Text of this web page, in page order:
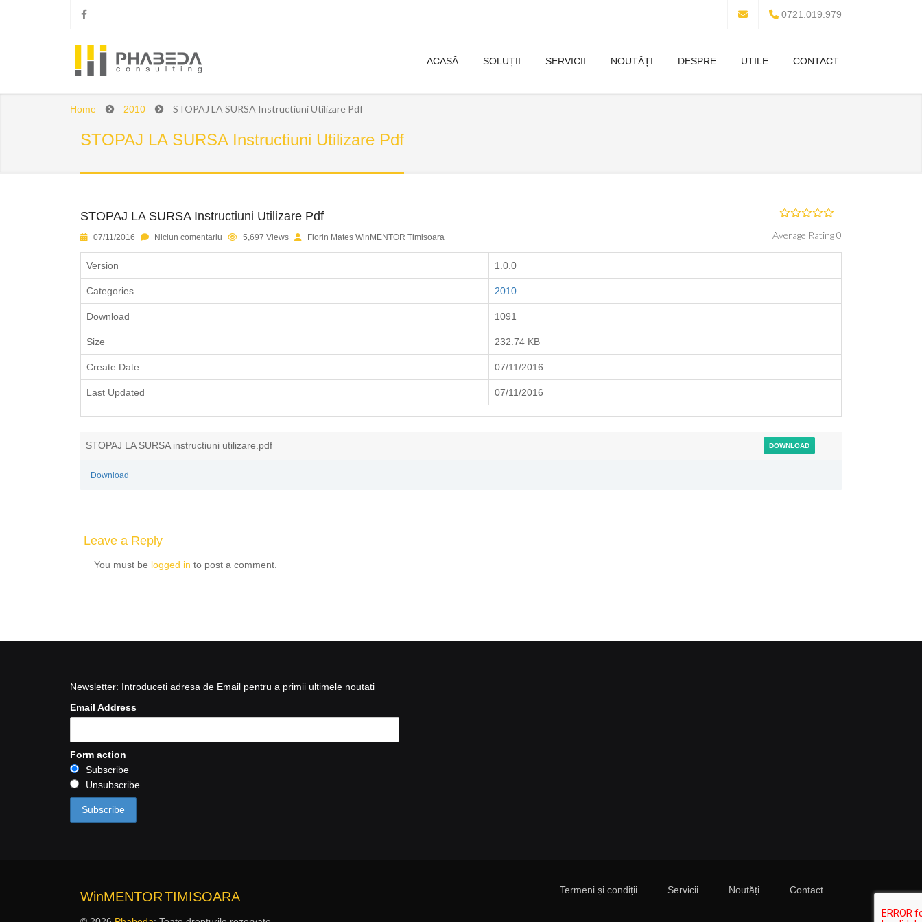
0721.019.979
ACASĂ SOLUȚII SERVICII NOUTĂȚI DESPRE UTILE CONTACT
STOPAJ LA SURSA Instructiuni Utilizare Pdf
Home 2010 STOPAJ LA SURSA Instructiuni Utilizare Pdf
STOPAJ LA SURSA Instructiuni Utilizare Pdf
1 2 3 4 5
Average Rating 0
07/11/2016 Niciun comentariu 5,697 Views Florin Mates WinMENTOR Timisoara
Version 1.0.0
Categories 2010
Download 1091
Size 232.74 KB
Create Date 07/11/2016
Last Updated 07/11/2016
STOPAJ LA SURSA instructiuni utilizare.pdf DOWNLOAD
Download
Leave a Reply
You must be logged in to post a comment.
Newsletter: Introduceti adresa de Email pentru a primii ultimele noutati
Email Address
Form action
Subscribe
Unsubscribe
WinMENTORTIMISOARA Termeni și condiții Servicii Noutăți Contact